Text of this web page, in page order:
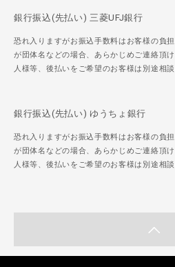
銀行振込(先払い) 三菱UFJ銀行
恐れ入りますがお振込手数料はお客様の負
が団体名などの場合、あらかじめご連絡頂
人様等、後払いをご希望のお客様は別途相
銀行振込(先払い) ゆうちょ銀行
恐れ入りますがお振込手数料はお客様の負
が団体名などの場合、あらかじめご連絡頂
人様等、後払いをご希望のお客様は別途相